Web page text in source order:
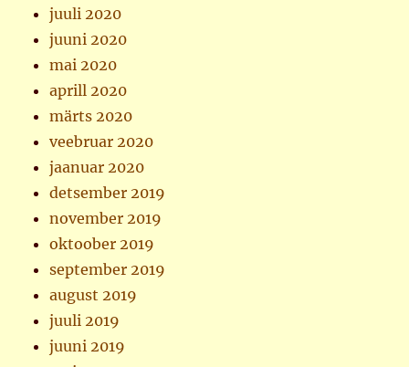
juuli 2020
juuni 2020
mai 2020
aprill 2020
märts 2020
veebruar 2020
jaanuar 2020
detsember 2019
november 2019
oktoober 2019
september 2019
august 2019
juuli 2019
juuni 2019